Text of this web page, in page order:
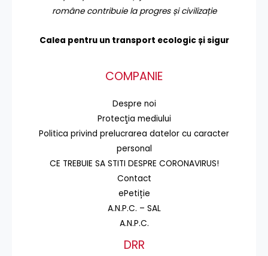
române contribuie la progres și civilizație
Calea pentru un transport ecologic și sigur
COMPANIE
Despre noi
Protecţia mediului
Politica privind prelucrarea datelor cu caracter
personal
CE TREBUIE SA STITI DESPRE CORONAVIRUS!
Contact
ePetiție
A.N.P.C. – SAL
A.N.P.C.
DRR